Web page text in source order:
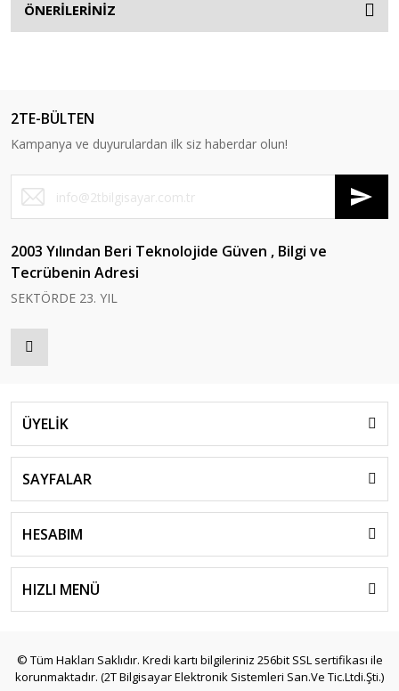
ÖNERİLERİNİZ
2TE-BÜLTEN
Kampanya ve duyurulardan ilk siz haberdar olun!
2003 Yılından Beri Teknolojide Güven , Bilgi ve
Tecrübenin Adresi
SEKTÖRDE 23. YIL
ÜYELİK
SAYFALAR
HESABIM
HIZLI MENÜ
© Tüm Hakları Saklıdır. Kredi kartı bilgileriniz 256bit SSL sertifikası ile
korunmaktadır. (2T Bilgisayar Elektronik Sistemleri San.Ve Tic.Ltdi.Şti.)